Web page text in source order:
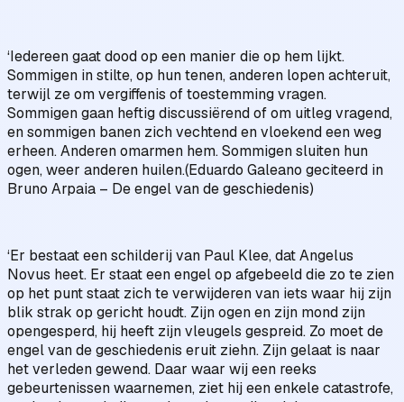
‘Iedereen gaat dood op een manier die op hem lijkt.
Sommigen in stilte, op hun tenen, anderen lopen achteruit,
terwijl ze om vergiffenis of toestemming vragen.
Sommigen gaan heftig discussiërend of om uitleg vragend,
en sommigen banen zich vechtend en vloekend een weg
erheen. Anderen omarmen hem. Sommigen sluiten hun
ogen, weer anderen huilen.(Eduardo Galeano geciteerd in
Bruno Arpaia – De engel van de geschiedenis)
‘Er bestaat een schilderij van Paul Klee, dat Angelus
Novus heet. Er staat een engel op afgebeeld die zo te zien
op het punt staat zich te verwijderen van iets waar hij zijn
blik strak op gericht houdt. Zijn ogen en zijn mond zijn
opengesperd, hij heeft zijn vleugels gespreid. Zo moet de
engel van de geschiedenis eruit ziehn. Zijn gelaat is naar
het verleden gewend. Daar waar wij een reeks
gebeurtenissen waarnemen, ziet hij een enkele catastrofe,